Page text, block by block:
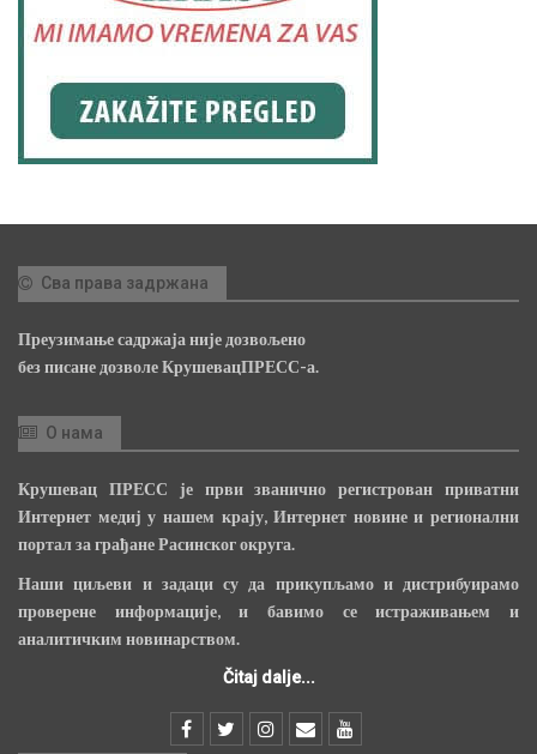
Сва права задржана
Преузимање садржаја није дозвољено
без писане дозволе КрушевацПРЕСС-а.
О нама
Крушевац ПРЕСС је први званично регистрован приватни
Интернет медиј у нашем крају, Интернет новине и регионални
портал за грађане Расинског округа.
Наши циљеви и задаци су да прикупљамо и дистрибуирамо
проверене информације, и бавимо се истраживањем и
аналитичким новинарством.
Čitaj dalje...